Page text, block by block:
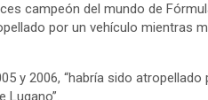
campeón del mundo de
por un vehículo mientras
y 2006, “habría sido
Lugano”.